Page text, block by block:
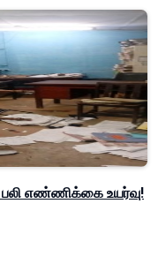
எண்ணிக்கை உயர்வு!